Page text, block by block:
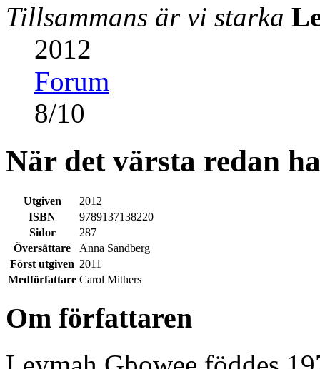
Tillsammans är vi starka
2012
Forum
8/10
När det värsta redan
Utgiven
2012
ISBN
9789137138220
Sidor
287
Översättare
Anna Sandberg
Först utgiven 2011
Medförfattare Carol Mithers
Om författaren